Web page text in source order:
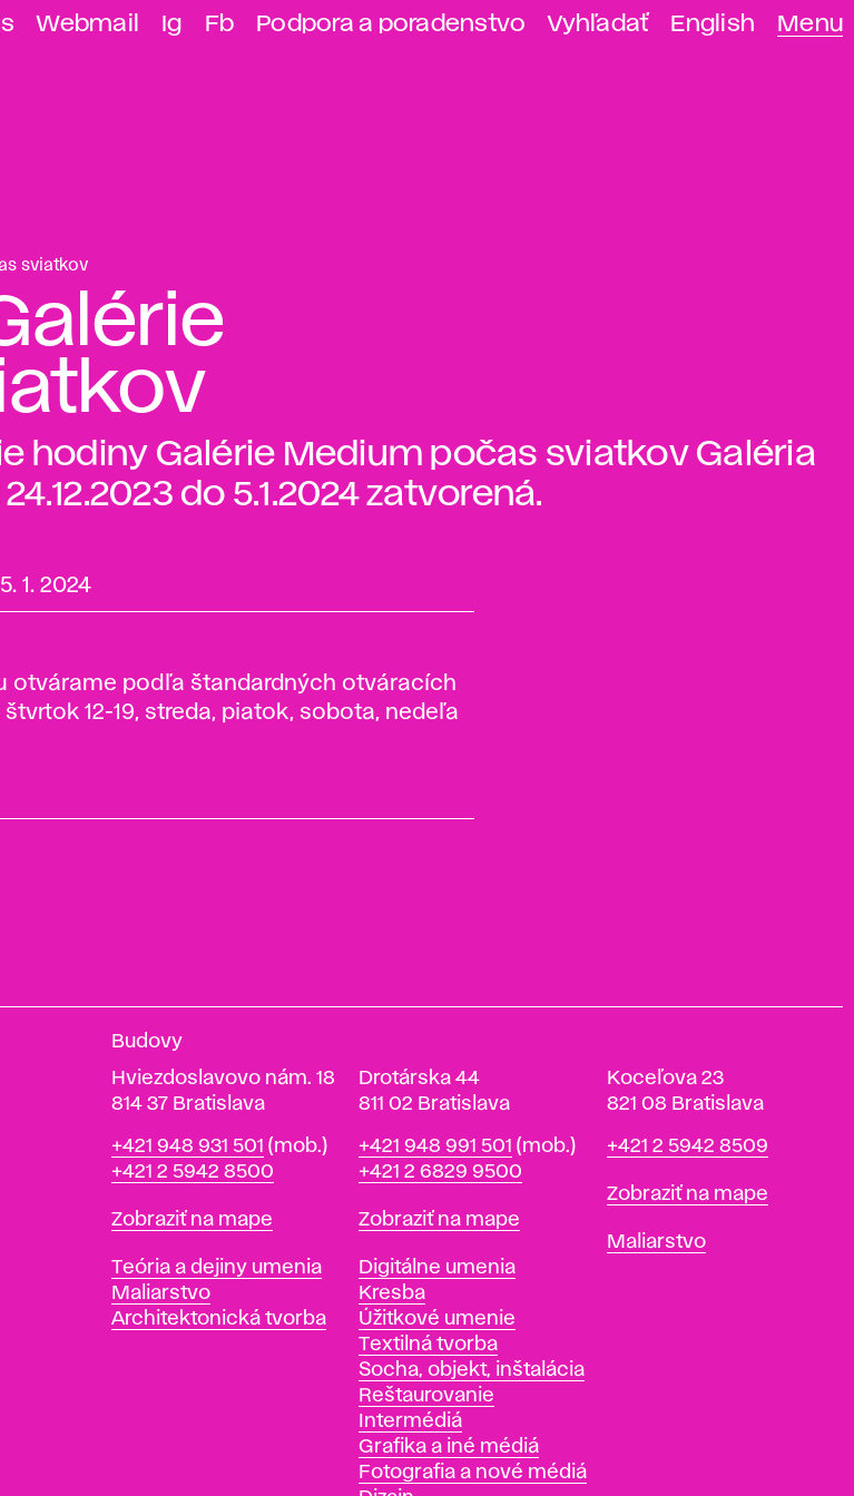
Webmail Ig Fb Podpora a poradenstvo Vyhľadať English Menu
sviatkov
hodiny Galérie Medium počas sviatkov Galéria
do 5.1.2024 zatvorená.
5. 1. 2024
otvárame podľa štandardných otváracích
12-19, streda, piatok, sobota, nedeľa
Budovy
Hviezdoslavovo nám. 18
814 37 Bratislava
Telefón
+421 948 931 501 (mob.)
+421 2 5942 8500
Mapa
Zobraziť na mape
Katedry
Teória a dejiny umenia
Maliarstvo
Architektonická tvorba
Drotárska 44
811 02 Bratislava
Telefón
+421 948 991 501 (mob.)
+421 2 6829 9500
Mapa
Zobraziť na mape
Katedry
Digitálne umenia
Kresba
Úžitkové umenie
Textilná tvorba
Socha, objekt, inštalácia
Reštaurovanie
Intermédiá
Grafika a iné médiá
Fotografia a nové médiá
Koceľova 23
821 08 Bratislava
Telefón
+421 2 5942 8509
Mapa
Zobraziť na mape
Katedry
Maliarstvo